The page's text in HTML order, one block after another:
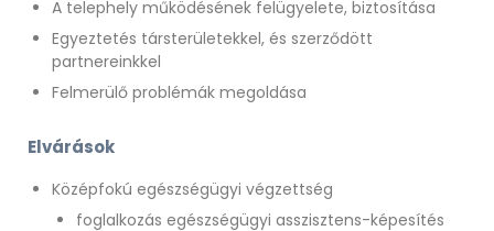
A telephely működésének felügyelete, biztosítása
Egyeztetés társterületekkel, és szerződött
partnereinkkel
Felmerülő problémák megoldása
Elvárások
Középfokú egészségügyi végzettség
foglalkozás egészségügyi asszisztens-képesítés